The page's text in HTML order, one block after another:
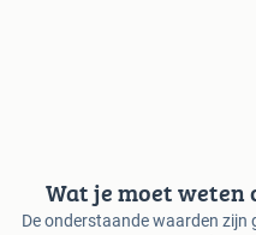
Wat je moet weten
De onderstaande waarden zijn